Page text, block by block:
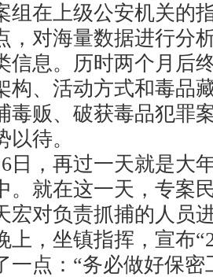
在上级公安机关的
，对海量数据进行分
信息。历时两个月后
构、活动方式和毒品
贩、破获毒品犯罪
待。
，再过一天就是大
。就在这一天，专案
宏对负责抓捕的人员
上，坐镇指挥，宣布
一点：“务必做好保